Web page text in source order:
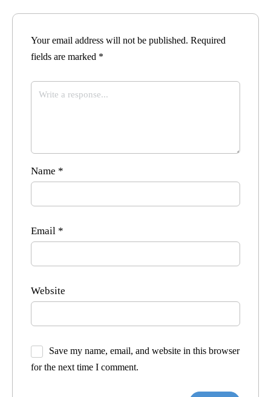
Your email address will not be published. Required
fields are marked *
Name *
Email *
Website
Save my name, email, and website in this browser
for the next time I comment.